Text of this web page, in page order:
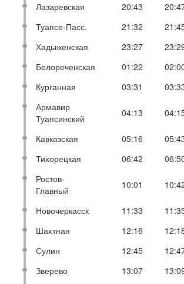
Лазаревская
20:43
Туапсе-Пасс.
21:32
Хадыженская
23:27
Белореченская
01:22
Курганная
03:31
Армавир
Туапсинский
04:13
Кавказская 05:16
Тихорецкая
06:42
Ростов-
Главный
10:01
Новочеркасск 11:33
Шахтная
12:16
Сулин
12:45
Зверево
13:07